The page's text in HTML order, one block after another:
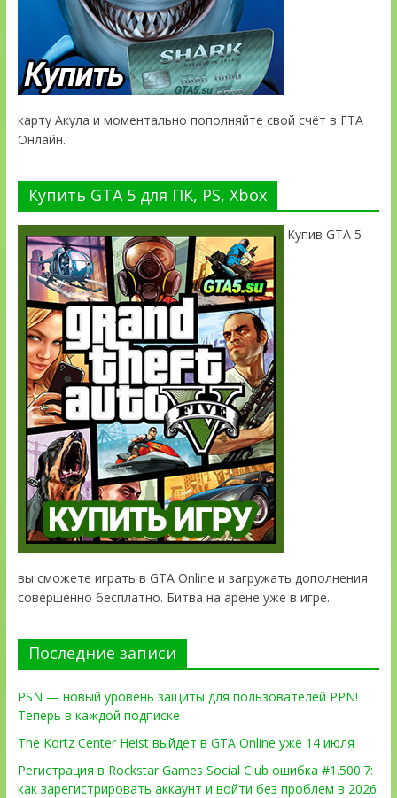
карту Акула и моментально пополняйте свой счёт в ГТА
Онлайн.
Купить GTA 5 для ПК, PS, Xbox
Купив GTA 5
вы сможете играть в GTA Online и загружать дополнения
совершенно бесплатно. Битва на арене уже в игре.
Последние записи
PSN — новый уровень защиты для пользователей PPN!
Теперь в каждой подписке
The Kortz Center Heist выйдет в GTA Online уже 14 июля
Регистрация в Rockstar Games Social Club ошибка #1.500.7:
как зарегистрировать аккаунт и войти без проблем в 2026